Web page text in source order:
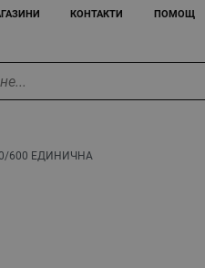
КОНТАКТИ ПОМОЩ
600 ЕДИНИЧНА